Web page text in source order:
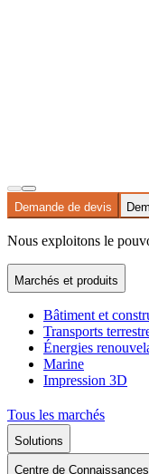
Demande de devis
Nous exploitons le
Marchés et produits
Bâtiment et
Transports
Énergies
Marine
Impression 3D
Tous les marchés
Solutions
Centre de Connaissances